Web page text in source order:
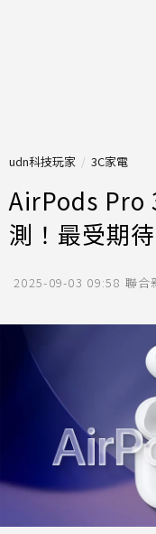
udn科技玩家 3C家電
AirPods Pro
測！最受期
2025-09-03 09:58 聯合